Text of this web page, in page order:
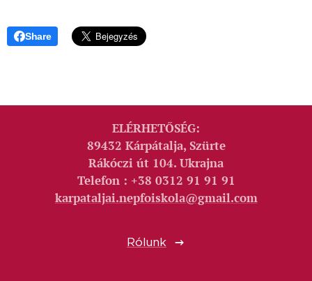
Share
ELÉRHETŐSÉG:
89432 Kárpátalja, Szürte
Rákóczi út 104. Ukrajna
Telefon : +38 0312 91 91 91
karpataljai.nepfoiskola@gmail.com
Rólunk